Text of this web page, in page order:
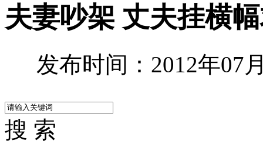
夫妻吵架 丈夫挂横
发布时间：2012年07
搜 索